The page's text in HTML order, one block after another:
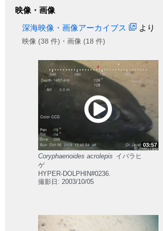
映像・画像
深海映像・画像アーカイブス より
映像 (38 件)・画像 (18 件)
03:57
Coryphaenoides acrolepis イバラヒ
ゲ
HYPER-DOLPHIN#0236.
撮影日: 2003/10/05